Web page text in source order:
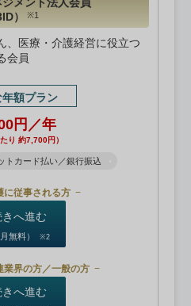
）
※1
、医療・介護経営に役立つ
会員
年額プラン
円／年
り 約7,700円）
トカード払い／銀行振込
に従事される方
へ進む
月無料） ※2
業界の方／一般の方
へ進む